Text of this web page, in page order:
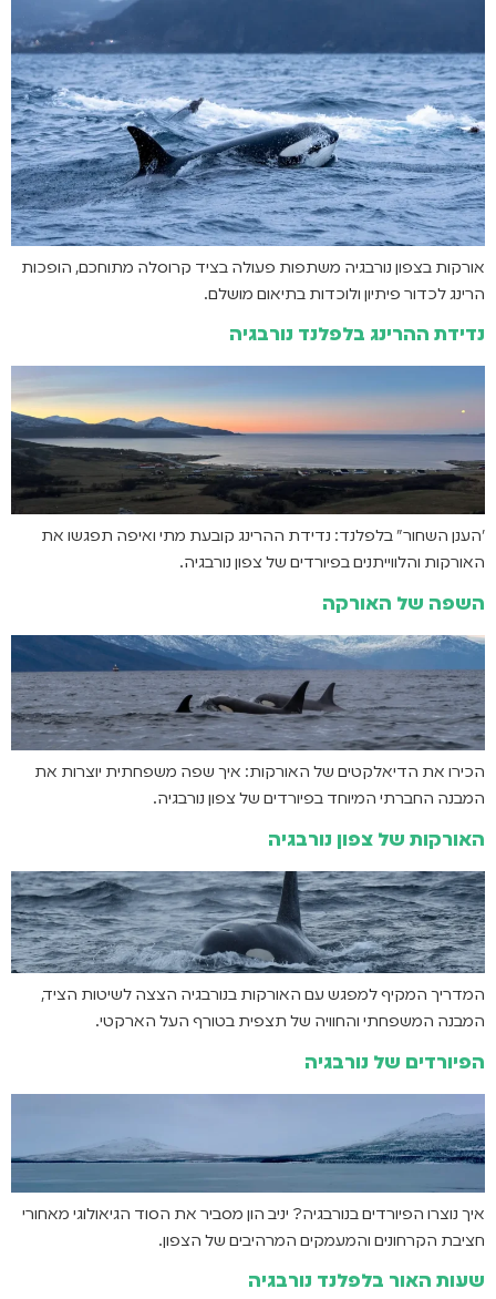
אורקות בצפון נורבגיה משתפות פעולה בציד קרוסלה מתוחכם, הופכות
הרינג לכדור פיתיון ולוכדות בתיאום מושלם.
נדידת ההרינג בלפלנד נורבגיה
״הענן השחור" בלפלנד: נדידת ההרינג קובעת מתי ואיפה תפגשו את
האורקות והלווייתנים בפיורדים של צפון נורבגיה.
השפה של האורקה
הכירו את הדיאלקטים של האורקות: איך שפה משפחתית יוצרות את
המבנה החברתי המיוחד בפיורדים של צפון נורבגיה.
האורקות של צפון נורבגיה
המדריך המקיף למפגש עם האורקות בנורבגיה הצצה לשיטות הציד,
המבנה המשפחתי והחוויה של תצפית בטורף העל הארקטי.
הפיורדים של נורבגיה
איך נוצרו הפיורדים בנורבגיה? יניב הון מסביר את הסוד הגיאולוגי מאחורי
חציבת הקרחונים והמעמקים המרהיבים של הצפון.
שעות האור בלפלנד נורבגיה